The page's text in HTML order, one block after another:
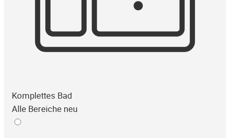
Komplettes Bad
Alle Bereiche neu